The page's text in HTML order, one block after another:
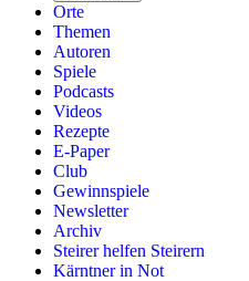
Orte
Themen
Autoren
Spiele
Podcasts
Videos
Rezepte
E-Paper
Club
Gewinnspiele
Newsletter
Archiv
Steirer helfen Steirern
Kärntner in Not